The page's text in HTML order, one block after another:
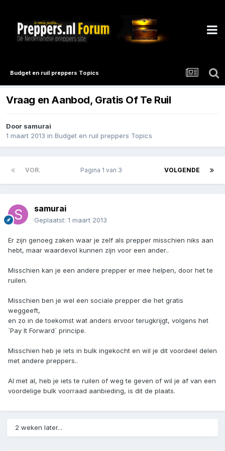
Budget en ruil preppers Topics
Vraag en Aanbod, Gratis Of Te Ruil
Door samurai
1 maart 2013 in Budget en ruil preppers Topics
VOR. VOLGENDE
Pagina 1 van 3
samurai
Geplaatst: 1 maart 2013
Er zijn genoeg zaken waar je zelf als prepper misschien niks aan
hebt, maar waardevol kunnen zijn voor een ander..
Misschien kan je een andere prepper er mee helpen, door het te
ruilen.
Misschien ben je wel een sociale prepper die het gratis
weggeeft,
en zo in de toekomst wat anders ervoor terugkrijgt, volgens het
`Pay It Forward` principe.
Misschien heb je iets in bulk ingekocht en wil je dit voordeel delen
met andere preppers..
Al met al, heb je iets te ruilen of weg te geven of wil je af van een
voordelige bulk voorraad aanbieding, is dit de plaats.
2 weken later...